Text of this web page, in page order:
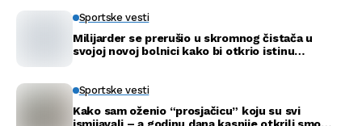
Sportske vesti
Milijarder se prerušio u skromnog čistača u
svojoj novoj bolnici kako bi otkrio istinu…
Sportske vesti
Kako sam oženio “prosjačicu” koju su svi